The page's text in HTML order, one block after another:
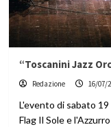
“Toscanini Jazz
Redazione 16/07/
L'evento di sabato
Flag Il Sole e